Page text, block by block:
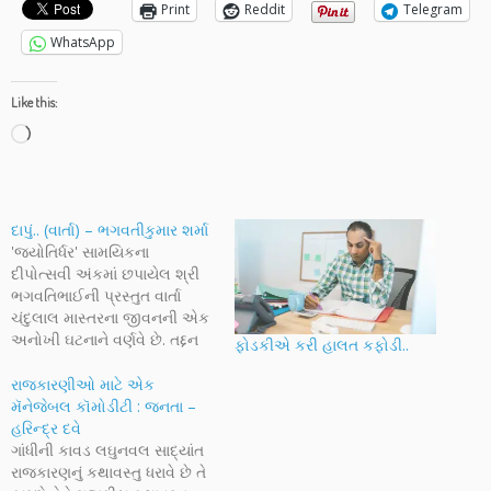
Print Reddit
Telegram
WhatsApp
Like this:
Loading…
દાપું.. (વાર્તા) – ભગવતીકુમાર શર્મા
'જ્યોતિર્ધર' સામયિકના
દીપોત્સવી અંકમાં છપાયેલ શ્રી
ભગવતિભાઈની પ્રસ્તુત વાર્તા
ચંદુલાલ માસ્તરના જીવનની એક
અનોખી ઘટનાને વર્ણવે છે. તદ્દન
અને વિષયવિશેષની પ્રસ્તુતિની
ખાસીયતને લીધે આ વાર્તા અલગ
તરી આવે છે. અક્ષરનાદને પ્રસ્તુત
વાર્તા પાઠવવા બદલ નિમિષાબેન
દલાલનો અને પ્રસ્તુત કરવાની
ફોડકીએ કરી હાલત કફોડી..
રાજકારણીઓ માટે એક
મૅનેજેબલ કૉમોડીટી : જનતા –
હરિન્દ્ર દવે
ગાંધીની કાવડ લઘુનવલ સાદ્યાંત
રાજકારણનું કથાવસ્તુ ધરાવે છે તે